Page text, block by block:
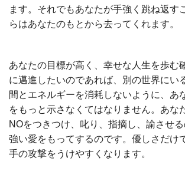
ます。それでもあなたが手強く跳ね返す
らはあなたのもとから去ってくれます。
あなたの目標が高く、幸せな人生を歩む
に邁進したいのであれば、別の世界にい
間とエネルギーを消耗しないように、あ
をもっと示さなくてはなりません。あな
NOをつきつけ、叱り、指摘し、諭させる
強い愛をもってするのです。優しさだけ
手の攻撃をうけやすくなります。